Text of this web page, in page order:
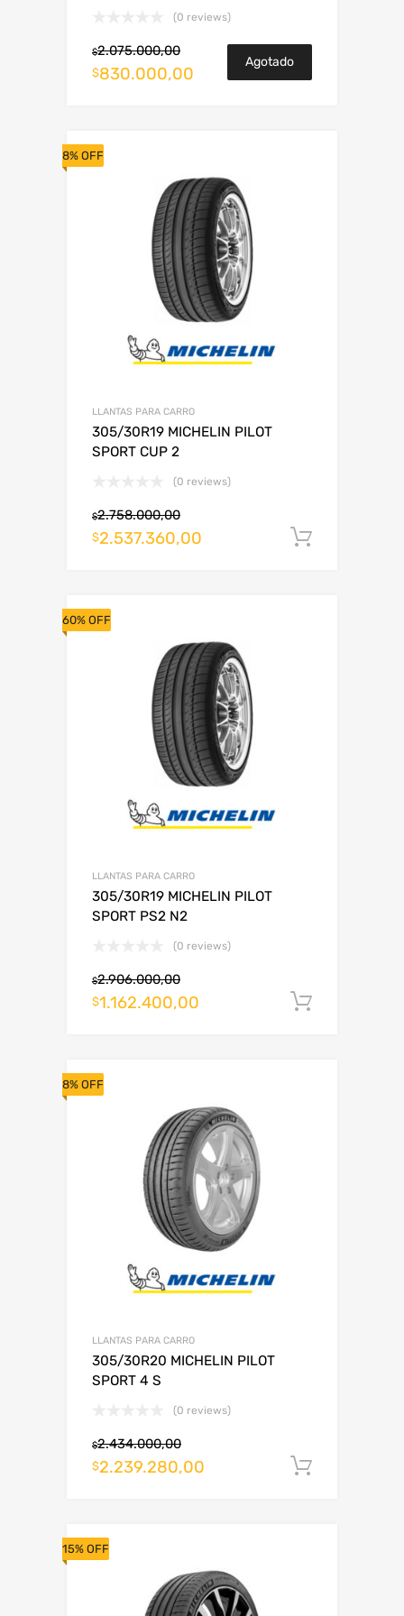
(0 reviews)
$2.075.000,00
$830.000,00
Agotado
8% OFF
LLANTAS PARA CARRO
305/30R19 MICHELIN PILOT
SPORT CUP 2
(0 reviews)
$2.758.000,00
$2.537.360,00
60% OFF
LLANTAS PARA CARRO
305/30R19 MICHELIN PILOT
SPORT PS2 N2
(0 reviews)
$2.906.000,00
$1.162.400,00
8% OFF
LLANTAS PARA CARRO
305/30R20 MICHELIN PILOT
SPORT 4 S
(0 reviews)
$2.434.000,00
$2.239.280,00
15% OFF